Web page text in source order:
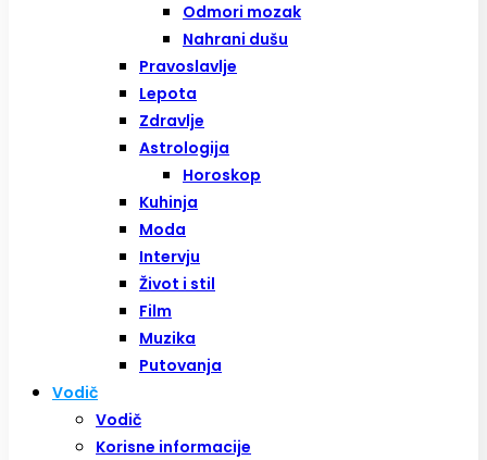
Odmori mozak
Nahrani dušu
Pravoslavlje
Lepota
Zdravlje
Astrologija
Horoskop
Kuhinja
Moda
Intervju
Život i stil
Film
Muzika
Putovanja
Vodič
Vodič
Korisne informacije